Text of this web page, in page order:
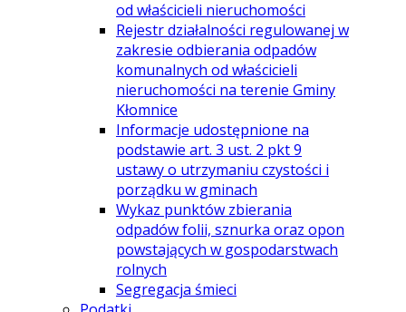
od właścicieli nieruchomości
Rejestr działalności regulowanej w
zakresie odbierania odpadów
komunalnych od właścicieli
nieruchomości na terenie Gminy
Kłomnice
Informacje udostępnione na
podstawie art. 3 ust. 2 pkt 9
ustawy o utrzymaniu czystości i
porządku w gminach
Wykaz punktów zbierania
odpadów folii, sznurka oraz opon
powstających w gospodarstwach
rolnych
Segregacja śmieci